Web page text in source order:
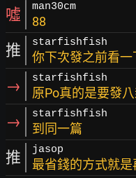
噓 man30cm
88
推 starfishfish
你下次發之前看一
→ starfishfish
原Po真的是要發
→ starfishfish
到同一篇
推 jasop
最省錢的方式就